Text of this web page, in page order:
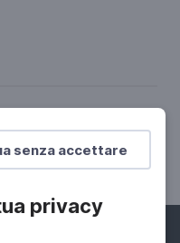
senza accettare
privacy